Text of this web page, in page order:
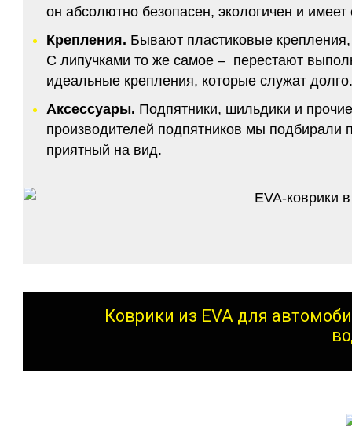
он абсолютно безопасен, экологичен и
Крепления. Бывают пластиковые
С липучками то же самое – перестают
идеальные крепления, которые служат
Аксессуары. Подпятники, шильдики и
производителей подпятников мы подбирали
приятный на вид.
Коврики из EVA для